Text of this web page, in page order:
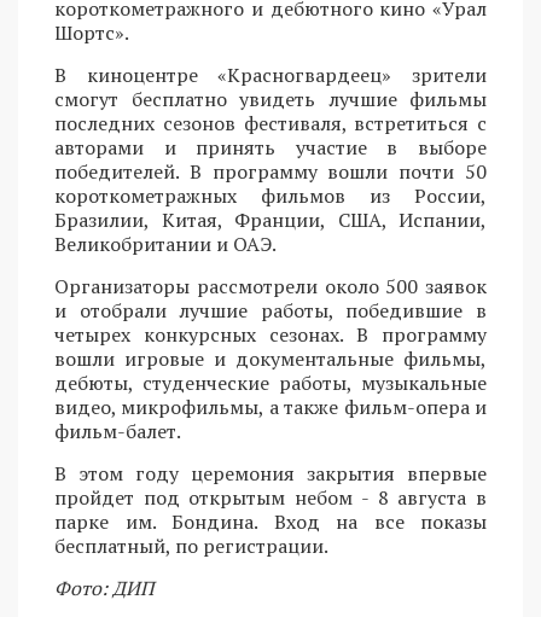
короткометражного и дебютного кино «Урал
Шортс».
В киноцентре «Красногвардеец» зрители
смогут бесплатно увидеть лучшие фильмы
последних сезонов фестиваля, встретиться с
авторами и принять участие в выборе
победителей. В программу вошли почти 50
короткометражных фильмов из России,
Бразилии, Китая, Франции, США, Испании,
Великобритании и ОАЭ.
Организаторы рассмотрели около 500 заявок
и отобрали лучшие работы, победившие в
четырех конкурсных сезонах. В программу
вошли игровые и документальные фильмы,
дебюты, студенческие работы, музыкальные
видео, микрофильмы, а также фильм-опера и
фильм-балет.
В этом году церемония закрытия впервые
пройдет под открытым небом - 8 августа в
парке им. Бондина. Вход на все показы
бесплатный, по регистрации.
Фото: ДИП